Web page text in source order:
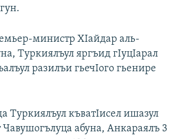
министр ХIайдар аль-
Туркиялъул яргъид гIуцIарал
разилъи гьечIого гьенире
Туркиялъул къватIисел ишазул
абуна, Анкараялъ 3